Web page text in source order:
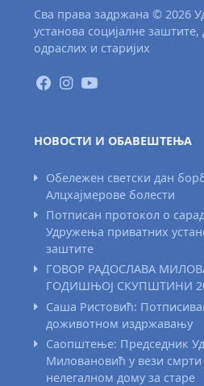
Сва права задржана © 2026
установа социјалне
одраслих и старијих
НОВОСТИ И ОБАВЕШТЕЊА
Обележен светски дан
Алцхајмерове болести
Потписан протокол о
Удружења приватних
заштите
ГОВОР РАДОСЛАВА
ГОДИШЊОЈ СКУПШТИНИ
Саша Ристовић:
доживотном издржавању
Саопштење: Председник
Миловановић у вези смрти
нелегалном дому за старе